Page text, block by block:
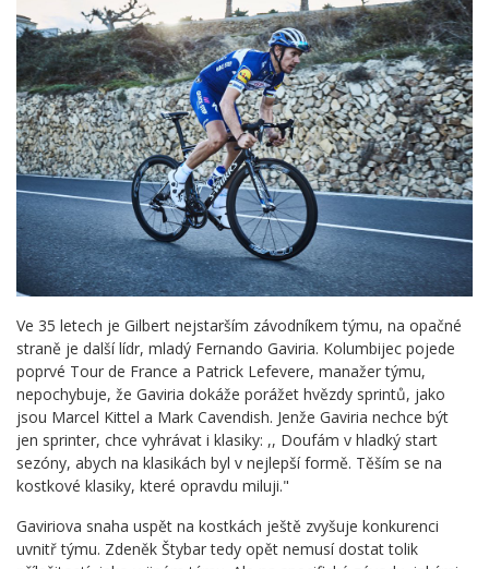
Ve 35 letech je Gilbert nejstarším závodníkem týmu, na opačné
straně je další lídr, mladý Fernando Gaviria. Kolumbijec pojede
poprvé Tour de France a Patrick Lefevere, manažer týmu,
nepochybuje, že Gaviria dokáže porážet hvězdy sprintů, jako
jsou Marcel Kittel a Mark Cavendish. Jenže Gaviria nechce být
jen sprinter, chce vyhrávat i klasiky: ,, Doufám v hladký start
sezóny, abych na klasikách byl v nejlepší formě. Těším se na
kostkové klasiky, které opravdu miluji."
Gaviriova snaha uspět na kostkách ještě zvyšuje konkurenci
uvnitř týmu. Zdeněk Štybar tedy opět nemusí dostat tolik